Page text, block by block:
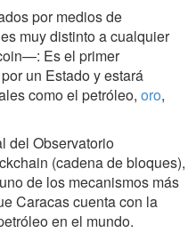
por medios de
muy distinto a cualquier
Es el primer
un Estado y estará
como el petróleo, oro,
del Observatorio
(cadena de bloques),
de los mecanismos más
Caracas cuenta con la
en el mundo.